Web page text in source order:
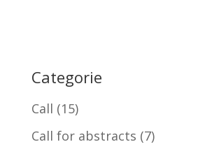
Categorie
Call (15)
Call for abstracts (7)